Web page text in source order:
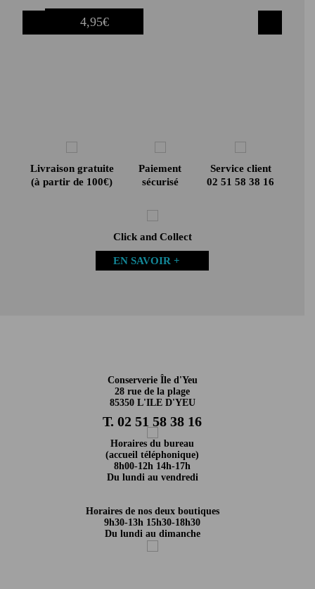
4,95€
Add to wishlist
Livraison gratuite
(à partir de 100€)
Paiement
sécurisé
Service client
02 51 58 38 16
Click and Collect
EN SAVOIR +
Conserverie Île d'Yeu
28 rue de la plage
85350 L'ILE D'YEU
T. 02 51 58 38 16
Horaires du bureau
(accueil téléphonique)
8h00-12h 14h-17h
Du lundi au vendredi
Horaires de nos deux boutiques
9h30-13h 15h30-18h30
Du lundi au dimanche